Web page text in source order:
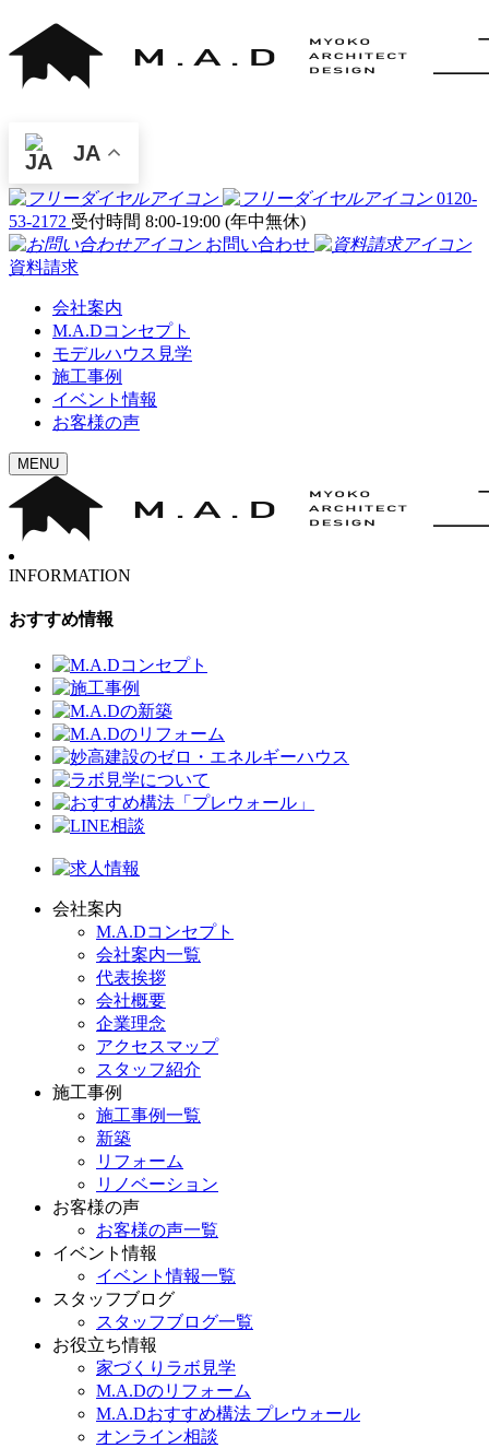
JA
0120-
53-2172 受付時間 8:00-19:00 (年中無休)
お問い合わせ
資料請求
会社案内
M.A.Dコンセプト
モデルハウス見学
施工事例
イベント情報
お客様の声
MENU
INFORMATION
おすすめ情報
会社案内
M.A.Dコンセプト
会社案内一覧
代表挨拶
会社概要
企業理念
アクセスマップ
スタッフ紹介
施工事例
施工事例一覧
新築
リフォーム
リノベーション
お客様の声
お客様の声一覧
イベント情報
イベント情報一覧
スタッフブログ
スタッフブログ一覧
お役立ち情報
家づくりラボ見学
M.A.Dのリフォーム
M.A.Dおすすめ構法 プレウォール
オンライン相談